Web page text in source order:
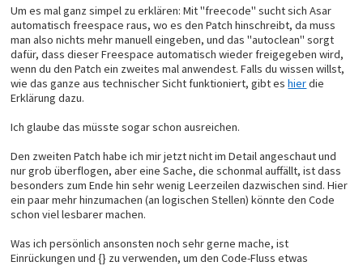
Um es mal ganz simpel zu erklären: Mit "freecode" sucht sich Asar
automatisch freespace raus, wo es den Patch hinschreibt, da muss
man also nichts mehr manuell eingeben, und das "autoclean" sorgt
dafür, dass dieser Freespace automatisch wieder freigegeben wird,
wenn du den Patch ein zweites mal anwendest. Falls du wissen willst,
wie das ganze aus technischer Sicht funktioniert, gibt eshierdie
Erklärung dazu.
Ich glaube das müsste sogar schon ausreichen.
Den zweiten Patch habe ich mir jetzt nicht im Detail angeschaut und
nur grob überflogen, aber eine Sache, die schonmal auffällt, ist dass
besonders zum Ende hin sehr wenig Leerzeilen dazwischen sind. Hier
ein paar mehr hinzumachen (an logischen Stellen) könnte den Code
schon viel lesbarer machen.
Was ich persönlich ansonsten noch sehr gerne mache, ist
Einrückungen und {} zu verwenden, um den Code-Fluss etwas